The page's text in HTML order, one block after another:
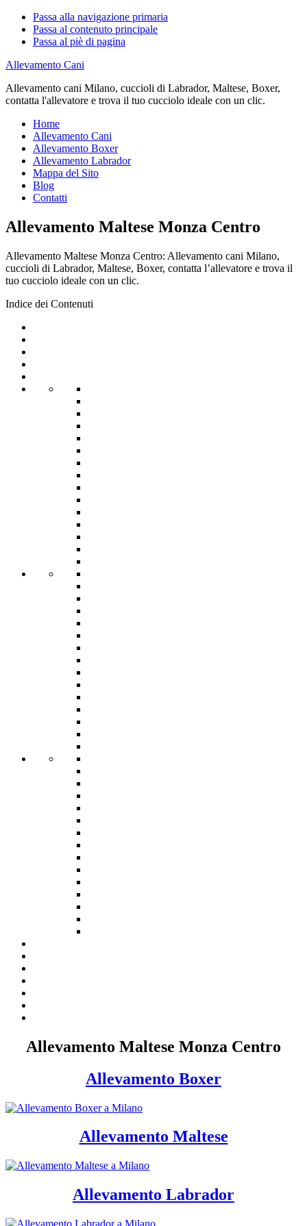
Passa alla navigazione primaria
Passa al contenuto principale
Passa al piè di pagina
Allevamento Cani
Allevamento cani Milano, cuccioli di Labrador, Maltese, Boxer,
contatta l'allevatore e trova il tuo cucciolo ideale con un clic.
Home
Allevamento Cani
Allevamento Boxer
Allevamento Labrador
Mappa del Sito
Blog
Contatti
Allevamento Maltese Monza Centro
Allevamento Maltese Monza Centro: Allevamento cani Milano,
cuccioli di Labrador, Maltese, Boxer, contatta l’allevatore e trova il
tuo cucciolo ideale con un clic.
Indice dei Contenuti
Allevamento Maltese Monza Centro
Allevamento Boxer
Allevamento Maltese
Allevamento Labrador